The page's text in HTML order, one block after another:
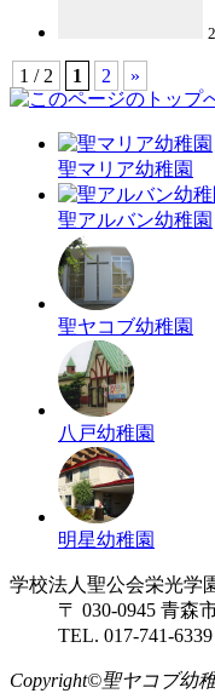
1 / 2 1 2 »
聖マリア幼稚園
聖アルバン幼稚園
聖ヤコブ幼稚園
八戸幼稚園
明星幼稚園
学校法人聖公会栄光学
〒 030-0945 青森
TEL. 017-741-
Copyright©聖ヤコブ幼